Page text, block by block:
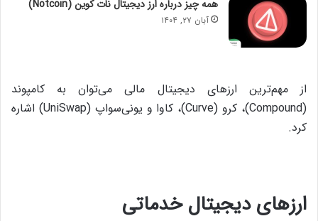
همه چیز درباره ارز دیجیتال نات کوین (Notcoin)
آبان ۲۷, ۱۴۰۴
از مهم‌ترین ارزهای دیجیتال مالی می‌توان به کامپوند
(Compound)، کرو (Curve)، کاوا و یونی‌سواپ (UniSwap) اشاره
کرد.
ارزهای دیجیتال خدماتی